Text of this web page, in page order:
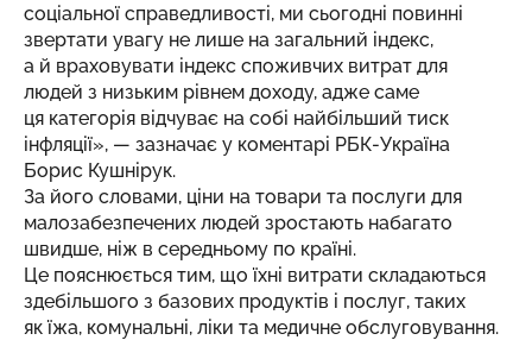
соціальної справедливості, ми сьогодні повинні
звертати увагу не лише на загальний індекс,
а й враховувати індекс споживчих витрат для
людей з низьким рівнем доходу, адже саме
ця категорія відчуває на собі найбільший тиск
інфляції», — зазначає у коментарі РБК-Україна
Борис Кушнірук.
За його словами, ціни на товари та послуги для
малозабезпечених людей зростають набагато
швидше, ніж в середньому по країні.
Це пояснюється тим, що їхні витрати складаються
здебільшого з базових продуктів і послуг, таких
як їжа, комунальні, ліки та медичне обслуговування.